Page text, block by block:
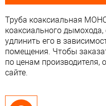
Труба коаксиальная
коаксиального
удлинить его в
помещения. Чтобы
по ценам производителя,
сайте.